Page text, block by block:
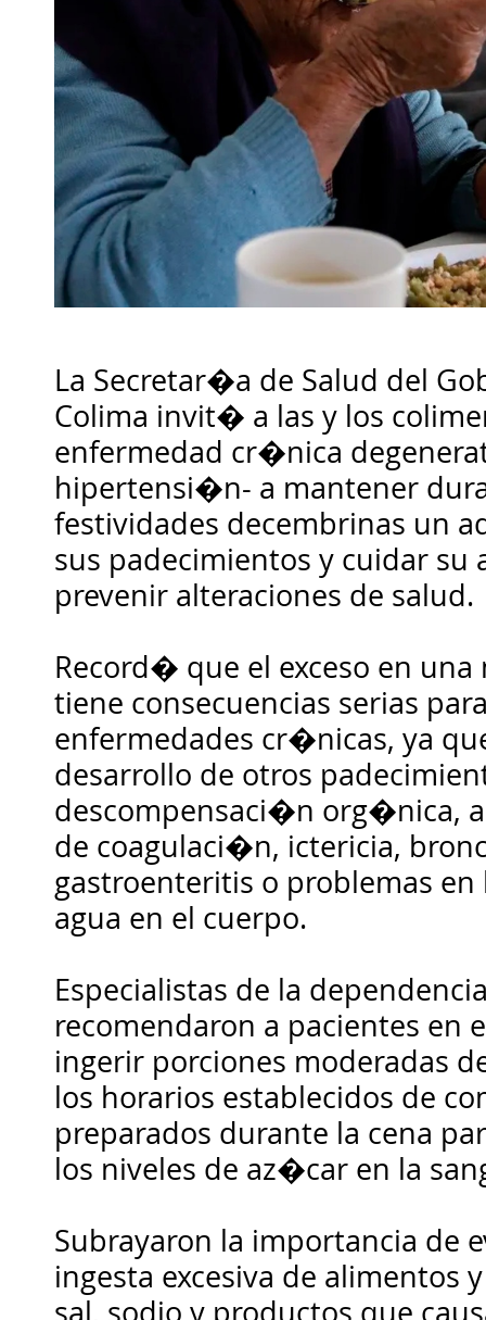
La Secretar�a de Salud del
Colima invit� a las y los
enfermedad cr�nica
hipertensi�n- a mantener
festividades decembrinas un
sus padecimientos y cuidar
prevenir alteraciones de salud.
Record� que el exceso en
tiene consecuencias serias
enfermedades cr�nicas, ya
desarrollo de otros
descompensaci�n org�nica,
de coagulaci�n, ictericia,
gastroenteritis o problemas
agua en el cuerpo.
Especialistas de la
recomendaron a pacientes en
ingerir porciones moderadas
los horarios establecidos de
preparados durante la cena
los niveles de az�car en la
Subrayaron la importancia de
ingesta excesiva de alimentos
sal, sodio y productos que